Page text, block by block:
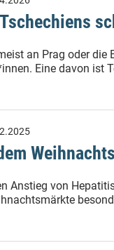
an Prag oder
Eine davon ist
Anstieg von